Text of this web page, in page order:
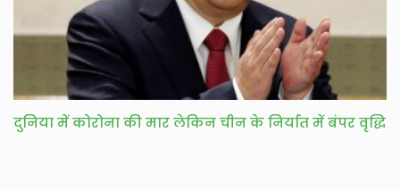
दुनिया में कोरोना की मार लेकिन चीन के निर्यात में बंपर वृद्धि